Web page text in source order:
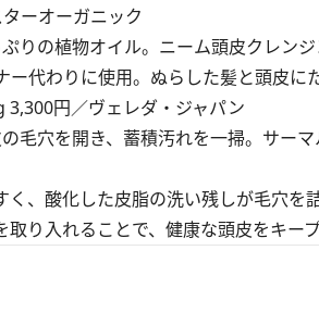
ーオーガニック
りの植物オイル。ニーム頭皮クレン
代わりに使用。ぬらした髪と頭皮
3,300円／ヴェレダ・ジャパン
毛穴を開き、蓄積汚れを一掃。サー
、酸化した皮脂の洗い残しが毛穴を
り入れることで、健康な頭皮をキープ